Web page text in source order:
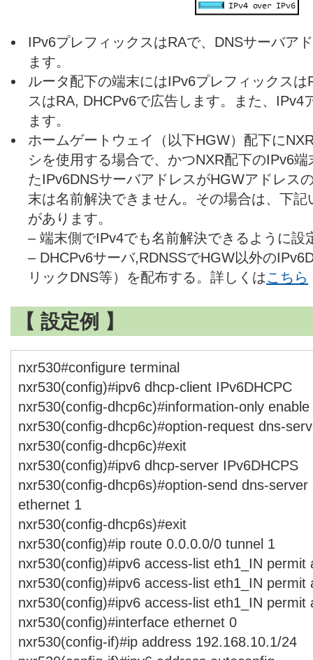
IPv6プレフィックスはRAで、DNSサーバア
ます。
ルータ配下の端末にはIPv6プレフィックス
スはRA, DHCPv6で広告します。また、IPv4
ます。
ホームゲートウェイ（以下HGW）配下に
シを使用する場合で、かつNXR配下のIPv6
たIPv6DNSサーバアドレスがHGWアドレス
末は名前解決できません。その場合は、下
があります。
– 端末側でIPv4でも名前解決できるように設
– DHCPv6サーバ,RDNSSでHGW以外の
リックDNS等）を配布する。詳しくはこちら
【 設定例 】
nxr530#configure terminal
nxr530(config)#ipv6 dhcp-client IPv6DHCPC
nxr530(config-dhcp6c)#information-only enable
nxr530(config-dhcp6c)#option-request dns-
nxr530(config-dhcp6c)#exit
nxr530(config)#ipv6 dhcp-server IPv6DHCPS
nxr530(config-dhcp6s)#option-send dns-
ethernet 1
nxr530(config-dhcp6s)#exit
nxr530(config)#ip route 0.0.0.0/0 tunnel 1
nxr530(config)#ipv6 access-list eth1_IN permit
nxr530(config)#ipv6 access-list eth1_IN permit
nxr530(config)#ipv6 access-list eth1_IN permit
nxr530(config)#interface ethernet 0
nxr530(config-if)#ip address 192.168.10.1/24